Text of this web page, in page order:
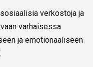
verkostoja ja
varhaisessa
ja emotionaaliseen